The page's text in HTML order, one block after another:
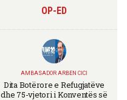
OP-ED
AMBASADOR ARBEN CICI
Dita Botërore e Refugjatëve
dhe 75-vjetori i Konventës së